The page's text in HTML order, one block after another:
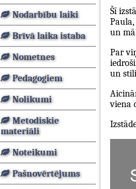
Nodarbību laiki
Brīvā laika istaba
Nometnes
Pedagogiem
Nolikumi
Metodiskie
materiāli
Noteikumi
Pašnovērtējums
Šī
un
Par
un
viena